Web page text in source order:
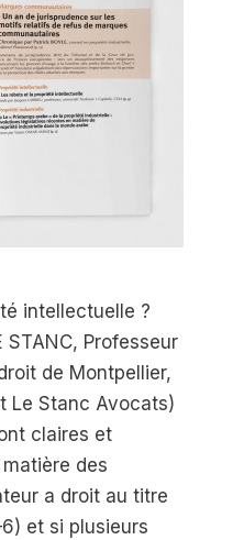
intellectuelle ?
STANC, Professeur
de Montpellier,
Le Stanc Avocats)
claires et
des
a droit au titre
et si plusieurs